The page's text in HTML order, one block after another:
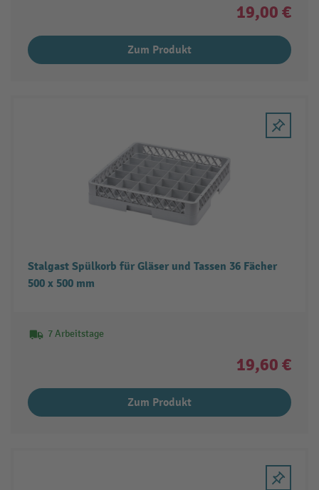
19,00 €
Zum Produkt
Stalgast Spülkorb für Gläser und Tassen 36 Fächer
500 x 500 mm
7 Arbeitstage
19,60 €
Zum Produkt